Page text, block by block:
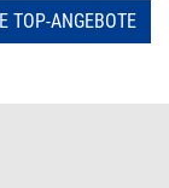
TOP-ANGEBOTE